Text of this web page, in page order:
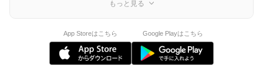
もっと見る
App Storeはこちら Google Playはこちら